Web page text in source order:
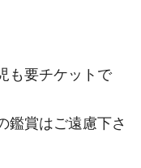
も要チケットで
鑑賞はご遠慮下さ